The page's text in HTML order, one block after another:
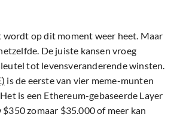
wordt op dit moment weer heet. Maar
De juiste kansen vroeg
tot levensveranderende winsten.
is de eerste van vier meme-munten
is een Ethereum-gebaseerde Layer
zomaar $35.000 of meer kan